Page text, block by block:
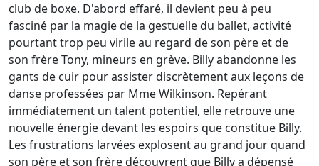
club de boxe. D'abord effaré, il devient peu à peu
fasciné par la magie de la gestuelle du ballet, activité
pourtant trop peu virile au regard de son père et de
son frère Tony, mineurs en grève. Billy abandonne les
gants de cuir pour assister discrètement aux leçons de
danse professées par Mme Wilkinson. Repérant
immédiatement un talent potentiel, elle retrouve une
nouvelle énergie devant les espoirs que constitue Billy.
Les frustrations larvées explosent au grand jour quand
son père et son frère découvrent que Billy a dépensé